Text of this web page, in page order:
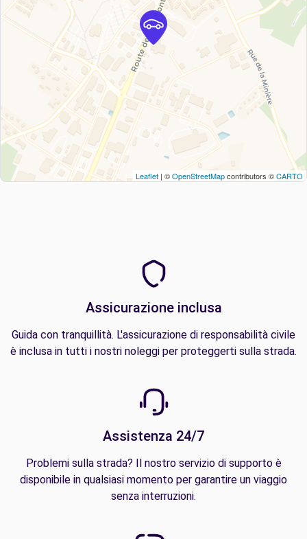
Leaflet | ©OpenStreetMapcontributors ©CARTO
Assicurazione inclusa
Guida con tranquillità. L'assicurazione di responsabilità civile
è inclusa in tutti i nostri noleggi per proteggerti sulla strada.
Assistenza 24/7
Problemi sulla strada? Il nostro servizio di supporto è
disponibile in qualsiasi momento per garantire un viaggio
senza interruzioni.